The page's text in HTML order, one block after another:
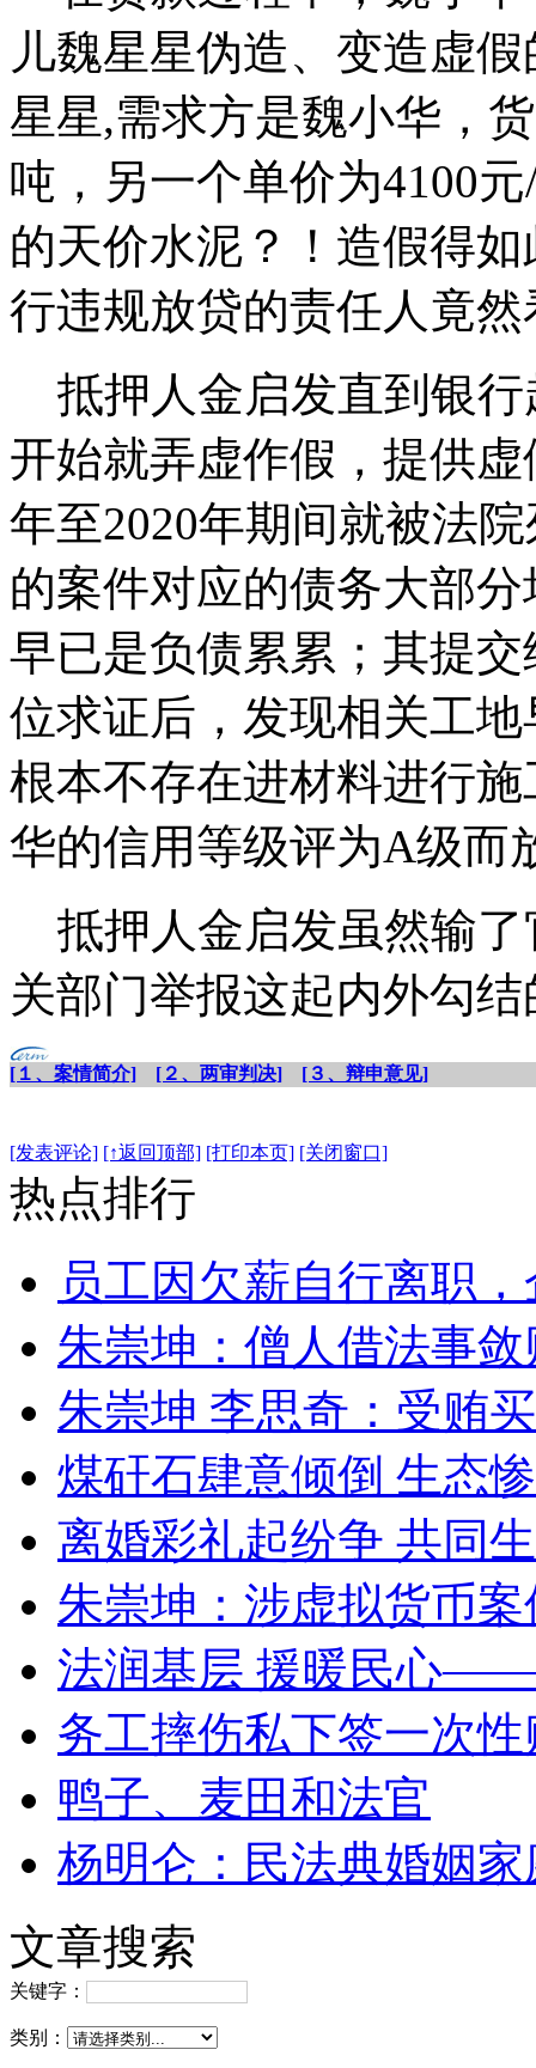
儿魏星星伪造、变造虚
星星,需求方是魏小华，
吨，另一个单价为4100
的天价水泥？！造假得
行违规放贷的责任人竟
抵押人金启发直到银行
开始就弄虚作假，提供
年至2020年期间就被法
的案件对应的债务大部
早已是负债累累；其提
位求证后，发现相关工
根本不存在进材料进行
华的信用等级评为A级而
抵押人金启发虽然输了
关部门举报这起内外勾
[１、案情简介] [２、两审判决] [３、辩申意见]
[发表评论] [↑返回顶部] [打印本页] [关闭窗口]
热点排行
员工因欠薪自行离职
朱崇坤：僧人借法事
朱崇坤 李思奇：受贿
煤矸石肆意倾倒 生态
离婚彩礼起纷争 共同
朱崇坤：涉虚拟货币
法润基层 援暖民心
务工摔伤私下签一次
鸭子、麦田和法官
杨明仑：民法典婚姻
文章搜索
关键字：
类别：